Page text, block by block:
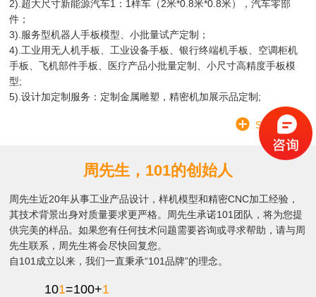
2).超大尺寸新能源汽车1：1样车（2米*0.8米*0.8米），汽车零部
件；
3).服务型机器人手板模型、小批量试产定制；
4).工业用无人机手板、工业设备手板、银行终端机手板、空调柜机
手板、飞机部件手板、医疗产品小批量定制、小尺寸高精度手板模
型;
5).设计加定制服务：定制金属雕塑，精密机加展示品定制;
SEE MORE
周先生，101的创始人
周先生近20年从事工业产品设计，样机模型和精密CNC加工经验，
其技术背景出身对质量要求更严格。周先生承诺101团队，将为您提
供完美的样品。如果您有任何技术问题需要咨询或寻求帮助，请与周
先生联系，周先生将会尽快回复您。
自101成立以来，我们一直秉承“101品牌”的理念。
101=100+1